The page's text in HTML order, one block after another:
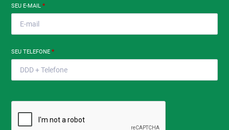
SEU E-MAIL*
SEU TELEFONE*